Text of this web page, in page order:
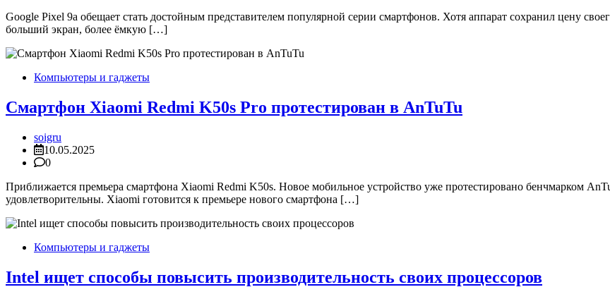
Google Pixel 9a обещает стать достойным представителем популярной серии смартфонов. Хотя аппарат сохранил цену
больший экран, более ёмкую […]
Компьютеры и гаджеты
Смартфон Xiaomi Redmi K50s Pro протестирован в AnTuTu
soigru
10.05.2025
0
Приближается премьера смартфона Xiaomi Redmi K50s. Новое мобильное устройство уже протестировано бенчмарком
удовлетворительны. Xiaomi готовится к премьере нового смартфона […]
Компьютеры и гаджеты
Intel ищет способы повысить производительность своих процессоров